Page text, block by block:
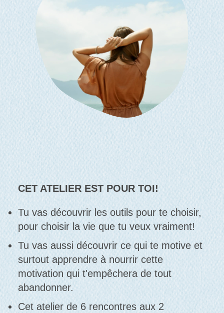
CET ATELIER EST POUR TOI!
Tu vas découvrir les outils pour te choisir,
pour choisir la vie que tu veux vraiment!
Tu vas aussi découvrir ce qui te motive et
surtout apprendre à nourrir cette
motivation qui t'empêchera de tout
abandonner.
Cet atelier de 6 rencontres aux 2